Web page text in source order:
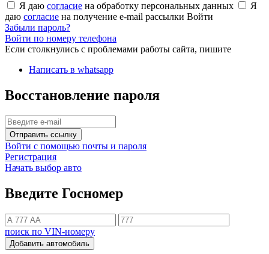
Я даю согласие на обработку персональных данных
Я
даю согласие на получение e-mail рассылки Войти
Забыли пароль?
Войти по номеру телефона
Если столкнулись с проблемами работы сайта, пишите
Написать в whatsapp
Восстановление пароля
Отправить ссылку
Войти с помощью почты и пароля
Регистрация
Начать выбор авто
Введите Госномер
поиск по VIN-номеру
Добавить автомобиль